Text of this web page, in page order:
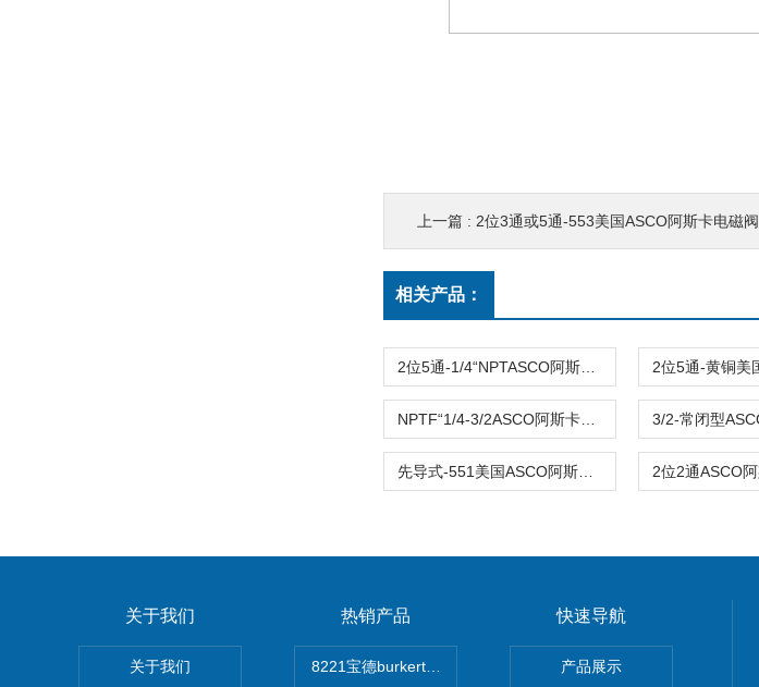
上一篇 : 2位3通或5通-553美国ASCO阿斯卡电磁阀NFETHT8553A405.24/DC
相关产品：
关于我们
关于我们
热销产品
8221宝德burkert电导率探头卫生级电导传感器
快速导航
产品展示